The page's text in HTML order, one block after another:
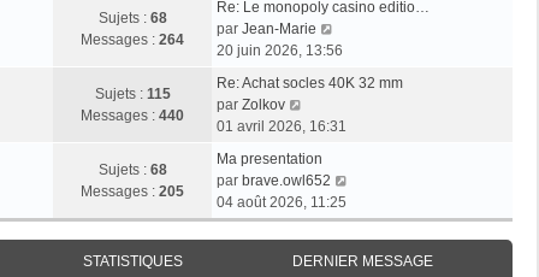
Sujets : 68
Messages : 264
Re: Le monopoly casino editio…
par Jean-Marie
o
r
e
e
r
n
i
e
20 juin 2026, 13:56
Sujets : 115
Messages : 440
Re: Achat socles 40K 32 mm
par Zolkov
o
r
l
e
e
01 avril 2026, 16:31
Sujets : 68
Messages : 205
Ma presentation
par brave.owl652
i
r
l
04 août 2026, 11:25
STATISTIQUES DERNIER MESSAGE